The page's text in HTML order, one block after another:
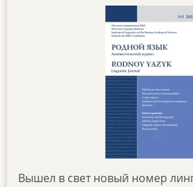
Вышел в свет новый номер